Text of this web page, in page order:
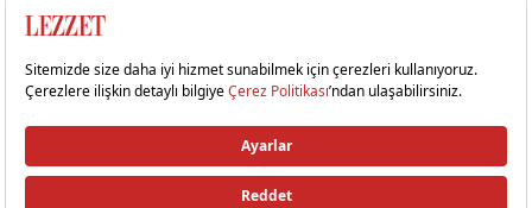
© 2026 Lezzet Online. Tüm hakları saklıdır.